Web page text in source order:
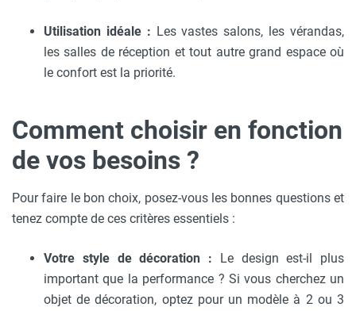
Utilisation idéale : Les vastes salons, les vérandas,
les salles de réception et tout autre grand espace où
le confort est la priorité.
Comment choisir en fonction
de vos besoins ?
Pour faire le bon choix, posez-vous les bonnes questions et
tenez compte de ces critères essentiels :
Votre style de décoration : Le design est-il plus
important que la performance ? Si vous cherchez un
objet de décoration, optez pour un modèle à 2 ou 3